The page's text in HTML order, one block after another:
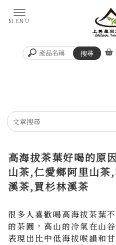
高海拔茶葉好喝的原
山茶,仁愛鄉阿里山
溪茶,買杉林溪茶
很多人喜歡喝高海拔茶葉
的茶園，高山的冷氣在山
表現出比中低海拔喉韻和